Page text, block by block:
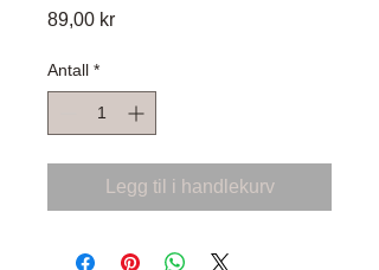
89,00 krPris
Antall *
Legg til i handlekurv